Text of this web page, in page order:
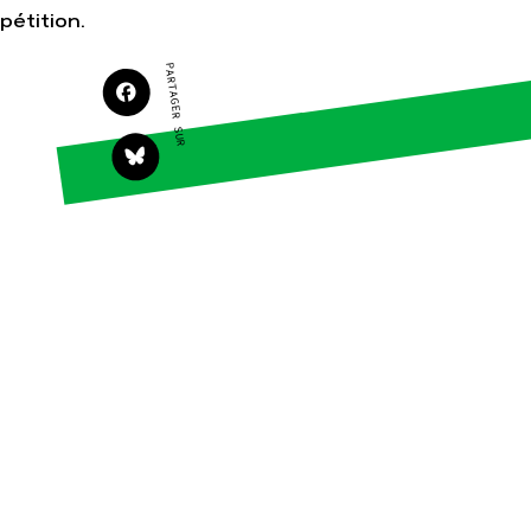
Agir au quotidien
Soutenir les
campagnes
Transmettre tout ou
partie de son
patrimoine
Finance
Forêts
pétition.
PARTAGER SUR